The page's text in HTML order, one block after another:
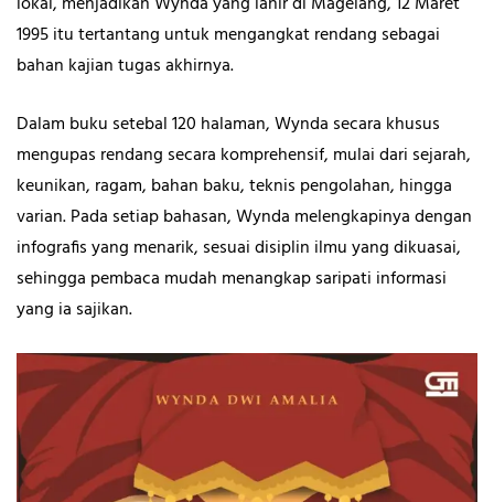
1995 itu tertantang untuk mengangkat rendang sebagai
bahan kajian tugas akhirnya.
Dalam buku setebal 120 halaman, Wynda secara khusus
mengupas rendang secara komprehensif, mulai dari sejarah,
keunikan, ragam, bahan baku, teknis pengolahan, hingga
varian. Pada setiap bahasan, Wynda melengkapinya dengan
infografis yang menarik, sesuai disiplin ilmu yang dikuasai,
sehingga pembaca mudah menangkap saripati informasi
yang ia sajikan.